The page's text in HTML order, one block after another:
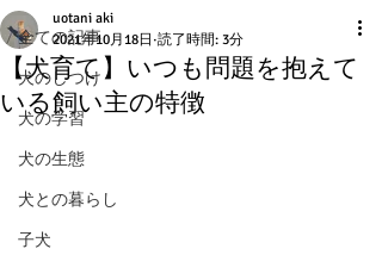
全ての記事
犬のしつけ
犬の学習
犬の生態
犬との暮らし
子犬
【犬育て】いつも問題を抱えて
いる飼い主の特徴
uotani aki
2021年10月18日 読了時間: 3分